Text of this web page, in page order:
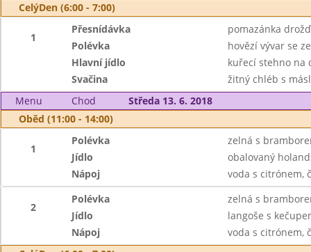
CelýDen (6:00 - 7:00)
1
Přesnídávka
pomazánka
Polévka
hovězí vývar se
Hlavní jídlo
kuřecí stehno na
Svačina
žitný chléb s
Menu
Chod
Středa 13. 6. 2018
Oběd (11:00 - 14:00)
1
Polévka
zelná s
Jídlo
obalovaný
Nápoj
voda s citrónem,
2
Polévka
zelná s
Jídlo
langoše s
Nápoj
voda s citrónem,